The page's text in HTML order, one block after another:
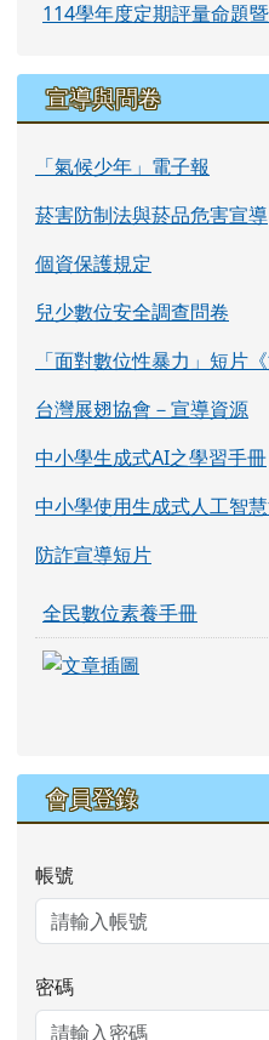
114學年度定期評量命題
宣導與問卷
「氣候少年」電子報
菸害防制法與菸品危害宣導
個資保護規定
兒少數位安全調查問卷
「面對數位性暴力」短片《
台灣展翅協會－宣導資源
中小學生成式AI之學習手冊
中小學使用生成式人工智
防詐宣導短片
全民數位素養手冊
會員登錄
帳號
密碼